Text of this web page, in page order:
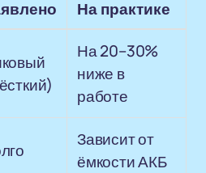
На практике
На 20–30%
ниже в
работе
Зависит от
ёмкости АКБ